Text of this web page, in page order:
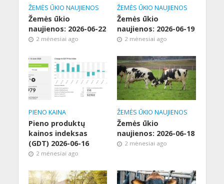
ŽEMĖS ŪKIO NAUJIENOS
Žemės ūkio
naujienos: 2026-06-22
2 mėnesiai ago
ŽEMĖS ŪKIO NAUJIENOS
Žemės ūkio
naujienos: 2026-06-19
2 mėnesiai ago
PIENO KAINA
Pieno produktų
kainos indeksas
(GDT) 2026-06-16
2 mėnesiai ago
ŽEMĖS ŪKIO NAUJIENOS
Žemės ūkio
naujienos: 2026-06-18
2 mėnesiai ago